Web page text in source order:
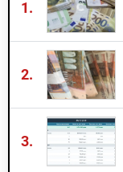
1.
2.
3.